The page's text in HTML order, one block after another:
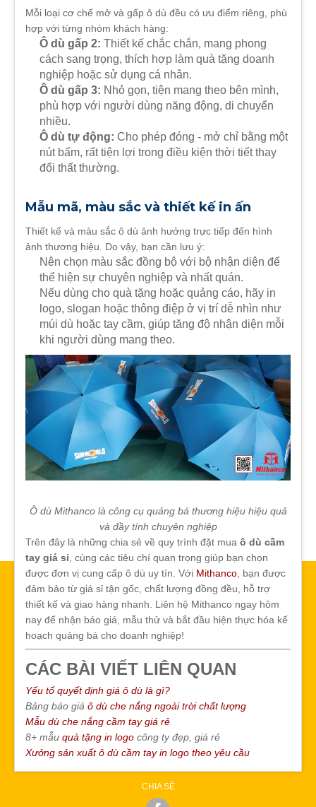
Mỗi loại cơ chế mở và gấp ô dù đều có ưu điểm riêng, phù
hợp với từng nhóm khách hàng:
Ô dù gấp 2: Thiết kế chắc chắn, mang phong
cách sang trọng, thích hợp làm quà tặng doanh
nghiệp hoặc sử dụng cá nhân.
Ô dù gấp 3: Nhỏ gọn, tiện mang theo bên mình,
phù hợp với người dùng năng động, di chuyển
nhiều.
Ô dù tự động: Cho phép đóng - mở chỉ bằng một
nút bấm, rất tiện lợi trong điều kiện thời tiết thay
đổi thất thường.
Mẫu mã, màu sắc và thiết kế in ấn
Thiết kế và màu sắc ô dù ảnh hưởng trực tiếp đến hình
ảnh thương hiệu. Do vậy, bạn cần lưu ý:
Nên chọn màu sắc đồng bộ với bộ nhận diện để
thể hiện sự chuyên nghiệp và nhất quán.
Nếu dùng cho quà tặng hoặc quảng cáo, hãy in
logo, slogan hoặc thông điệp ở vị trí dễ nhìn như
múi dù hoặc tay cầm, giúp tăng độ nhận diện mỗi
khi người dùng mang theo.
Ô dù Mithanco là công cụ quảng bá thương hiệu hiệu quả
và đầy tính chuyên nghiệp
Trên đây là những chia sẻ về quy trình đặt mua ô dù cầm
tay giá sỉ, cùng các tiêu chí quan trọng giúp bạn chọn
được đơn vị cung cấp ô dù uy tín. Với Mithanco, bạn được
đảm bảo từ giá sỉ tận gốc, chất lượng đồng đều, hỗ trợ
thiết kế và giao hàng nhanh. Liên hệ Mithanco ngay hôm
nay để nhận báo giá, mẫu thử và bắt đầu hiện thực hóa kế
hoạch quảng bá cho doanh nghiệp!
CÁC BÀI VIẾT LIÊN QUAN
Yếu tố quyết định giá ô dù là gì?
Bảng báo giá ô dù che nắng ngoài trời chất lượng
Mẫu dù che nắng cầm tay giá rẻ
8+ mẫu quà tặng in logo công ty đẹp, giá rẻ
Xưởng sản xuất ô dù cầm tay in logo theo yêu cầu
CHIA SẺ